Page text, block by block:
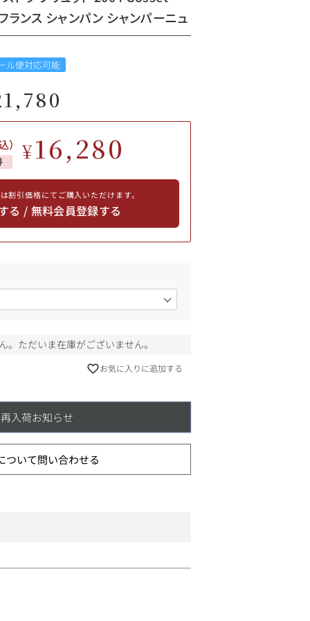
ンス シャンパン シャンパーニュ
ル便対応可能
） ¥16,280
割引価格にてご購入いただけます。
る / 無料会員登録する
。ただいま在庫がございません。
お気に入りに追加する
再入荷お知らせ
ついて問い合わせる